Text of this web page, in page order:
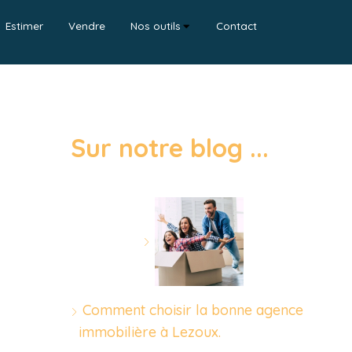
Estimer Vendre Nos outils Contact
Sur notre blog ...
Comment choisir la bonne agence
immobilière à Lezoux.